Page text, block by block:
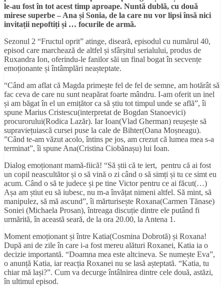
le-au fost în tot acest timp aproape. Nuntă dublă, cu două
mirese superbe – Ana și Sonia, de la care nu vor lipsiînsă nici
invitații nepoftiți și … focurile de armă.
Sezonul 2 “Fructul oprit” atinge, diseară, episodul cu numărul 40,
episod care marchează de altfel și sfârșitul serialului, produs de
Ruxandra Ion, oferindu-le fanilor săi un final bogat în secvențe
emoționante și întâmplări neașteptate.
“Când am aflat că Magda primește fel de fel de semne, am hotărât să
fac ceva de care nu sunt neapărat foarte mândru. I-am oferit un inel
și am băgat în el un emițător ca să știu tot timpul unde se află”, îi
spune Marius Cristescu(interpretat de Bogdan Stanoevici)
procurorului(Rodica Lazăr). Iar Ioan(Vlad Gherman) reușește să
supraviețuiască cursei puse la cale de Bihter(Oana Moșneagu).
”Când te-am văzut acolo, întins pe jos, am crezut că lumea mea s-a
terminat”, îi spune Ana(Cristina Ciobănașu) lui Ioan.
Dialog emoționant mamă-fiică! “Să știi că te iert, pentru că ai fost
un copil neascultător și o să vină o zi când o să simți și tu ce simt eu
acum. Când o să te judece și pe tine Victor pentru ce ai făcut(…)
Așa am știut eu să iubesc, nu m-a învățat nimeni altfel. Să mint, să
manipulez, să mă ascund”, îi mărturisește Roxana(Carmen Tănase)
Soniei (Michaela Prosan), întreaga discuție dintre ele putând fi
urmărită, în această seară, de la ora 20.00, la Antena 1.
Moment emoționant și între Katia(Cosmina Dobrotă) și Roxana!
După ani de zile în care i-a fost mereu alături Roxanei, Katia ia o
decizie importantă. “Doamna mea este altcineva. Se numește Eva”,
o anunță Katia, iar reacția Roxanei nu se lasă așteptată. “Katia, tu
chiar mă lași?”. Cum va decurge întâlnirea dintre cele două, astăzi,
în ultimul episod.